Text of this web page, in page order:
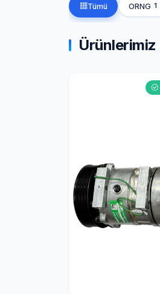
Tümü ORNG 1
Ürünlerimiz